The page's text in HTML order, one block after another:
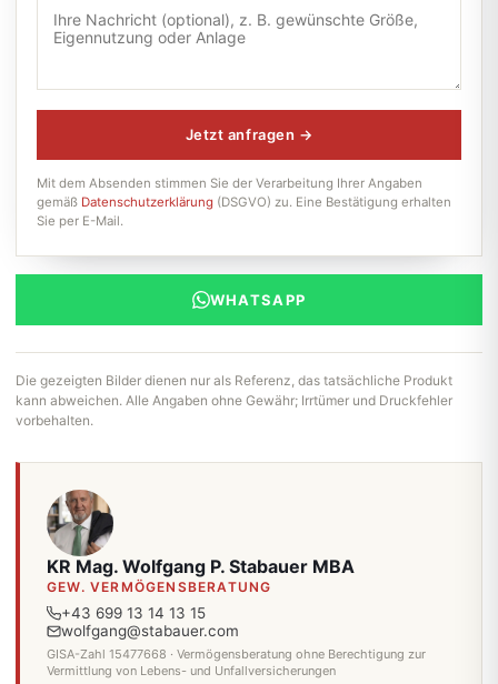
Jetzt anfragen →
Mit dem Absenden stimmen Sie der Verarbeitung Ihrer Angaben
gemäß Datenschutzerklärung (DSGVO) zu. Eine Bestätigung erhalten
Sie per E-Mail.
WHATSAPP
Die gezeigten Bilder dienen nur als Referenz, das tatsächliche Produkt
kann abweichen. Alle Angaben ohne Gewähr; Irrtümer und Druckfehler
vorbehalten.
KR Mag. Wolfgang P. Stabauer MBA
GEW. VERMÖGENSBERATUNG
+43 699 13 14 13 15
wolfgang@stabauer.com
GISA-Zahl 15477668 · Vermögensberatung ohne Berechtigung zur
Vermittlung von Lebens- und Unfallversicherungen